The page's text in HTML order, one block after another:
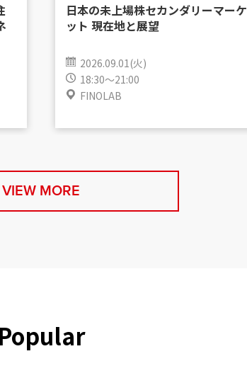
日本の未上場株セカンダリーマーケ
ット 現在地と展望
2026.09.01(火)
18:30～21:00
FINOLAB
VIEW MORE
Popular